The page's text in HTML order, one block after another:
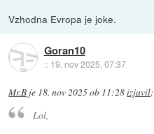
Vzhodna Evropa je joke.
Goran10
:: 19. nov 2025, 07:37
Mr.B je 18. nov 2025 ob 11:28izjavil:
Lol,